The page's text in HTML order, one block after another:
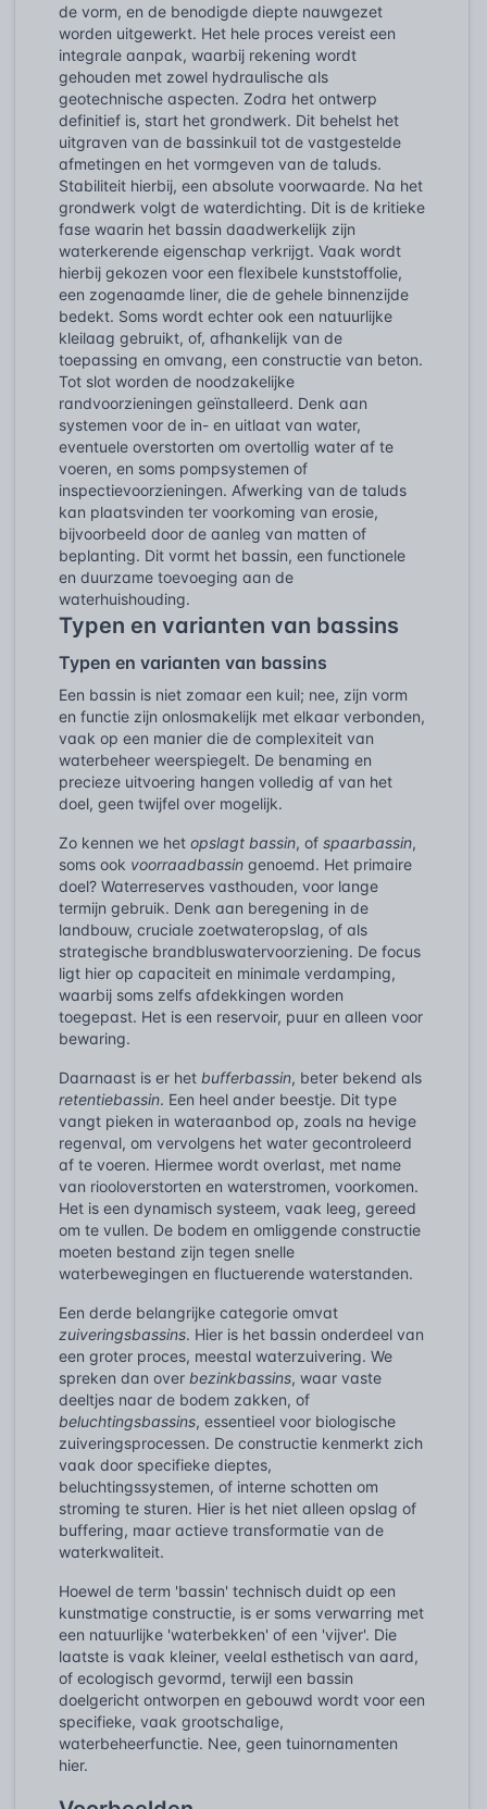
de vorm, en de benodigde diepte nauwgezet
worden uitgewerkt. Het hele proces vereist een
integrale aanpak, waarbij rekening wordt
gehouden met zowel hydraulische als
geotechnische aspecten. Zodra het ontwerp
definitief is, start het grondwerk. Dit behelst het
uitgraven van de bassinkuil tot de vastgestelde
afmetingen en het vormgeven van de taluds.
Stabiliteit hierbij, een absolute voorwaarde. Na het
grondwerk volgt de waterdichting. Dit is de kritieke
fase waarin het bassin daadwerkelijk zijn
waterkerende eigenschap verkrijgt. Vaak wordt
hierbij gekozen voor een flexibele kunststoffolie,
een zogenaamde liner, die de gehele binnenzijde
bedekt. Soms wordt echter ook een natuurlijke
kleilaag gebruikt, of, afhankelijk van de
toepassing en omvang, een constructie van beton.
Tot slot worden de noodzakelijke
randvoorzieningen geïnstalleerd. Denk aan
systemen voor de in- en uitlaat van water,
eventuele overstorten om overtollig water af te
voeren, en soms pompsystemen of
inspectievoorzieningen. Afwerking van de taluds
kan plaatsvinden ter voorkoming van erosie,
bijvoorbeeld door de aanleg van matten of
beplanting. Dit vormt het bassin, een functionele
en duurzame toevoeging aan de
waterhuishouding.
Typen en varianten van bassins
Typen en varianten van bassins
Een bassin is niet zomaar een kuil; nee, zijn vorm
en functie zijn onlosmakelijk met elkaar verbonden,
vaak op een manier die de complexiteit van
waterbeheer weerspiegelt. De benaming en
precieze uitvoering hangen volledig af van het
doel, geen twijfel over mogelijk.
Zo kennen we het opslagt bassin, of spaarbassin,
soms ook voorraadbassin genoemd. Het primaire
doel? Waterreserves vasthouden, voor lange
termijn gebruik. Denk aan beregening in de
landbouw, cruciale zoetwateropslag, of als
strategische brandbluswatervoorziening. De focus
ligt hier op capaciteit en minimale verdamping,
waarbij soms zelfs afdekkingen worden
toegepast. Het is een reservoir, puur en alleen voor
bewaring.
Daarnaast is er het bufferbassin, beter bekend als
retentiebassin. Een heel ander beestje. Dit type
vangt pieken in wateraanbod op, zoals na hevige
regenval, om vervolgens het water gecontroleerd
af te voeren. Hiermee wordt overlast, met name
van riooloverstorten en waterstromen, voorkomen.
Het is een dynamisch systeem, vaak leeg, gereed
om te vullen. De bodem en omliggende constructie
moeten bestand zijn tegen snelle
waterbewegingen en fluctuerende waterstanden.
Een derde belangrijke categorie omvat
zuiveringsbassins. Hier is het bassin onderdeel van
een groter proces, meestal waterzuivering. We
spreken dan over bezinkbassins, waar vaste
deeltjes naar de bodem zakken, of
beluchtingsbassins, essentieel voor biologische
zuiveringsprocessen. De constructie kenmerkt zich
vaak door specifieke dieptes,
beluchtingssystemen, of interne schotten om
stroming te sturen. Hier is het niet alleen opslag of
buffering, maar actieve transformatie van de
waterkwaliteit.
Hoewel de term 'bassin' technisch duidt op een
kunstmatige constructie, is er soms verwarring met
een natuurlijke 'waterbekken' of een 'vijver'. Die
laatste is vaak kleiner, veelal esthetisch van aard,
of ecologisch gevormd, terwijl een bassin
doelgericht ontworpen en gebouwd wordt voor een
specifieke, vaak grootschalige,
waterbeheerfunctie. Nee, geen tuinornamenten
hier.